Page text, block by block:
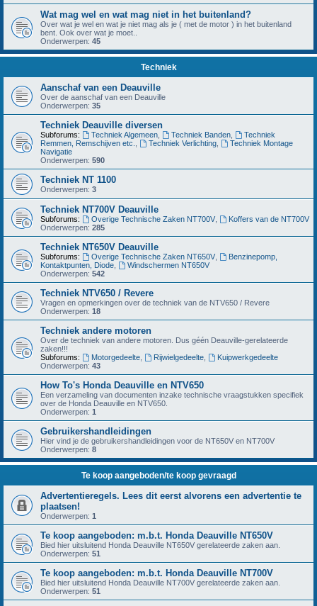
Wat mag wel en wat mag niet in het buitenland?
Over wat je wel en wat je niet mag als je ( met de motor ) in het buitenland
bent. Ook over wat je moet..
Onderwerpen: 45
Techniek
Aanschaf van een Deauville
Over de aanschaf van een Deauville
Onderwerpen: 35
Techniek Deauville diversen
Subforums: Techniek Algemeen, Techniek Banden,
Techniek
Remmen, Remschijven etc.
Techniek Verlichting,
Techniek Montage
Navigatie
Onderwerpen: 590
Techniek NT 1100
Onderwerpen: 3
Techniek NT700V Deauville
Subforums: Overige Technische Zaken NT700V,
Koffers van de NT700V
Onderwerpen: 285
Techniek NT650V Deauville
Subforums: Overige Technische Zaken NT650V,
Benzinepomp,
Kontaktpunten, Diode
Windschermen NT650V
Onderwerpen: 542
Techniek NTV650 / Revere
Vragen en opmerkingen over de techniek van de NTV650 / Revere
Onderwerpen: 18
Techniek andere motoren
Over de techniek van andere motoren. Dus géén Deauville-gerelateerde
zaken!!!
Subforums:
Motorgedeelte, Rijwielgedeelte,
Kuipwerkgedeelte
Onderwerpen: 43
How To's Honda Deauville en NTV650
Een verzameling van documenten inzake technische vraagstukken specifiek
over de Honda Deauville en NTV650.
Onderwerpen: 1
Gebruikershandleidingen
Hier vind je de gebruikershandleidingen voor de NT650V en NT700V
Onderwerpen: 8
Te koop aangeboden/te koop gevraagd
Advertentieregels. Lees dit eerst alvorens een advertentie te
plaatsen!
Onderwerpen: 1
Te koop aangeboden: m.b.t. Honda Deauville NT650V
Bied hier uitsluitend Honda Deauville NT650V gerelateerde zaken aan.
Onderwerpen: 51
Te koop aangeboden: m.b.t. Honda Deauville NT700V
Bied hier uitsluitend Honda Deauville NT700V gerelateerde zaken aan.
Onderwerpen: 51